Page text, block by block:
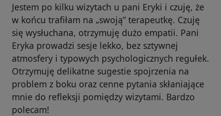
Jestem po kilku wizytach u pani Eryki i czuję, że
w końcu trafiłam na „swoją” terapeutkę. Czuję
się wysłuchana, otrzymuję dużo empatii. Pani
Eryka prowadzi sesje lekko, bez sztywnej
atmosfery i typowych psychologicznych regułek.
Otrzymuję delikatne sugestie spojrzenia na
problem z boku oraz cenne pytania skłaniające
mnie do refleksji pomiędzy wizytami. Bardzo
polecam!